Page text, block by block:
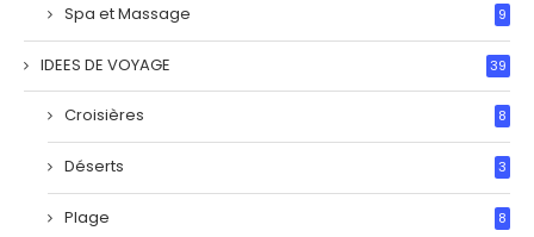
Spa et Massage 9
IDEES DE VOYAGE 39
Croisières 8
Déserts 3
Plage 8